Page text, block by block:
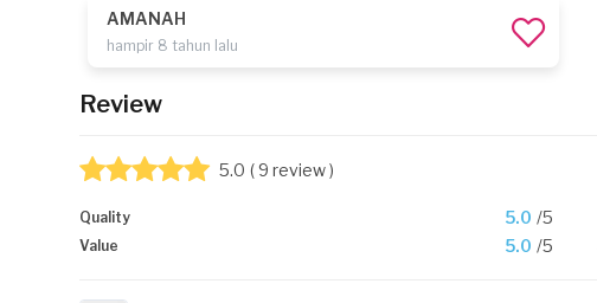
AMANAH
hampir 8 tahun lalu
Review
5.0 ( 9 review )
Quality 5.0 /5
Value 5.0 /5